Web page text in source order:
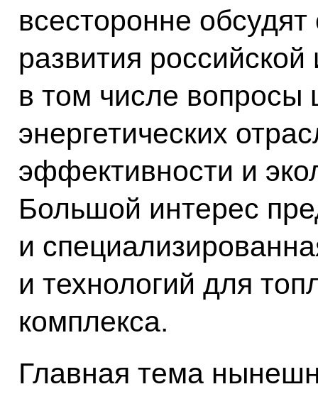
всесторонне
развития
в том числе вопросы
энергетических
эффективности и
Большой интерес
и
и технологий для
комплекса.
Главная тема